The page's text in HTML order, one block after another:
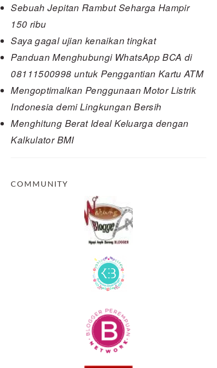
Sebuah Jepitan Rambut Seharga Hampir
150 ribu
Saya gagal ujian kenaikan tingkat
Panduan Menghubungi WhatsApp BCA di
08111500998 untuk Penggantian Kartu ATM
Mengoptimalkan Penggunaan Motor Listrik
Indonesia demi Lingkungan Bersih
Menghitung Berat Ideal Keluarga dengan
Kalkulator BMI
COMMUNITY